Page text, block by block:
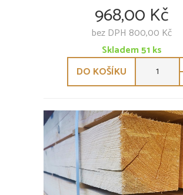
968,00 Kč
bez DPH 800,00 Kč
Skladem51ks
DO KOŠÍKU